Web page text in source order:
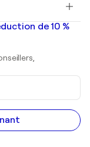
de 10 %